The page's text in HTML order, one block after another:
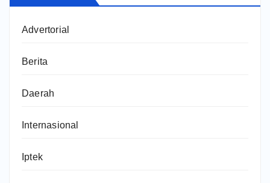
Advertorial
Berita
Daerah
Internasional
Iptek